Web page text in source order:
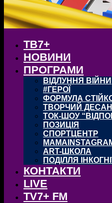
ТВ7+
НОВИНИ
ПРОГРАМИ
ВІДЛУННЯ ВІЙНИ
#ГЕРОЇ
ФОРМУЛА
ТВОРЧИЙ
ТОК-ШОУ
ПОЗИЦІЯ
СПОРТЦЕНТР
ART-ШКОЛА
ПОДІЛЛЯ
КОНТАКТИ
LIVE
TV7+ FM